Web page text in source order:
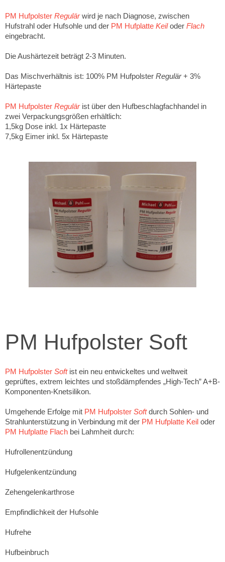
PM Hufpolster Regulärwird je nach Diagnose, zwischen
Hufstrahl oder Hufsohle und der PM Hufplatte Keiloder Flach
eingebracht.
Die Aushärtezeit beträgt 2-3 Minuten.
Das Mischverhältnis ist: 100% PM Hufpolster Regulär+ 3%
Härtepaste
PM Hufpolster Regulärist über den Hufbeschlagfachhandel in
zwei Verpackungsgrößen erhältlich:
1,5kg Dose inkl. 1x Härtepaste
7,5kg Eimer inkl. 5x Härtepaste
PM Hufpolster Soft
PM Hufpolster Softist ein neu entwickeltes und weltweit
geprüftes, extrem leichtes und stoßdämpfendes „High-Tech” A+B-
Komponenten-Knetsilikon.
Umgehende Erfolge mit PM Hufpolster Softdurch Sohlen- und
Strahlunterstützung in Verbindung mit der PM Hufplatte Keil oder
PM Hufplatte Flach bei Lahmheit durch:
Hufrollenentzündung
Hufgelenkentzündung
Zehengelenkarthrose
Empfindlichkeit der Hufsohle
Hufrehe
Hufbeinbruch